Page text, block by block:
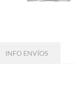
INFO ENVÍOS